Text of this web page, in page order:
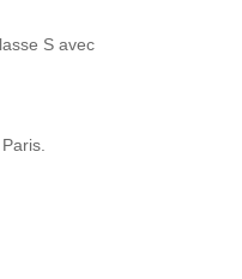
S avec